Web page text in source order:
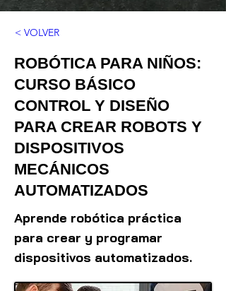
< VOLVER
ROBÓTICA PARA NIÑOS:
CURSO BÁSICO
CONTROL Y DISEÑO
PARA CREAR ROBOTS Y
DISPOSITIVOS
MECÁNICOS
AUTOMATIZADOS
Aprende robótica práctica
para crear y programar
dispositivos automatizados.